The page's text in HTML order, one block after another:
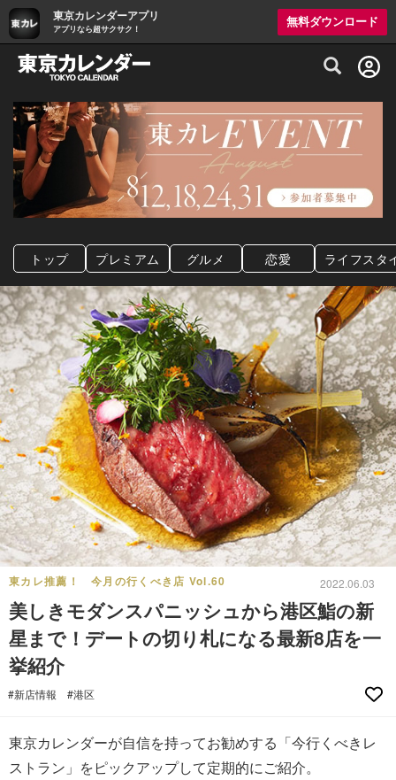
東京カレンダーアプリ
アプリなら超サクサク！
無料ダウンロード
グルメ情報・プレミアムレストラン予約
トップ プレミアム グルメ 恋愛 ライフスタ
東カレ推薦！ 今月の行くべき店 Vol.60 2022.06.03
美しきモダンスパニッシュから港区鮨の新
星まで！デートの切り札になる最新8店を一
挙紹介
#新店情報 #港区
東京カレンダーが自信を持ってお勧めする「今行くべきレ
ストラン」をピックアップして定期的にご紹介。